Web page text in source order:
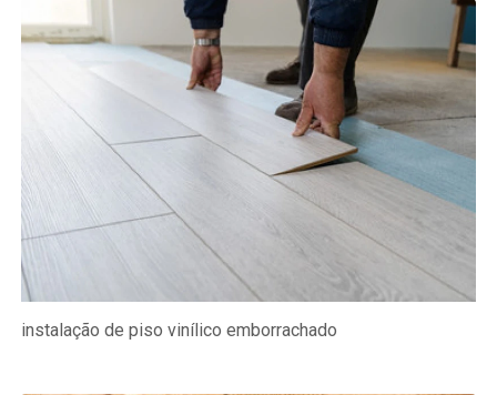
instalação de piso vinílico emborrachado